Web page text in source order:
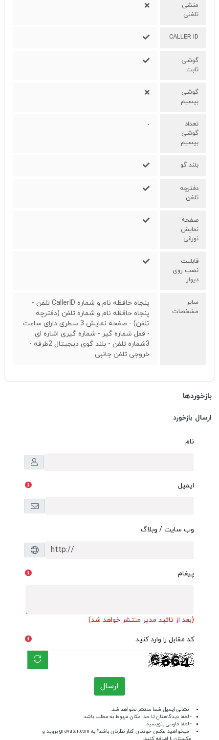
منشی
تلفنی
CALLER ID
گوشی
ثابت
گوشی
بیسیم
تعداد
گوشی
بیسیم
-
بلند گو
دفترچه
تلفن
صفحه
نمایش
نورانی
قابلیت
نصب روی
دیوار
سایر
مشخصات
پنجاه حافظه نام و شماره CallerID تلفن -
پنجاه حافظه نام و شماره تلفن (دفترچه
تلفن) - صفحه نمایش 3 سطری دارای ساعت
- قفل شماره گیر - شماره گیری اشاره ای
3شماره تلفن - بلند گوی دیجیتال 2طرفه -
خروجی تلفن جانبی
بازخوردها
ارسال بازخورد
نام
ایمیل
وب سایت / وبلاگ
پیغام
(بعد از تائید مدیر منتشر خواهد شد)
کد مقابل را وارد کنید
ارسال
- نشانی ایمیل شما منتشر نخواهد شد.
- لطفا دیدگاهتان تا حد امکان مربوط به مطلب باشد.
- لطفا فارسی بنویسید.
- میخواهید عکس خودتان کنار نظرتان باشد؟ به gravatar.com بروید و